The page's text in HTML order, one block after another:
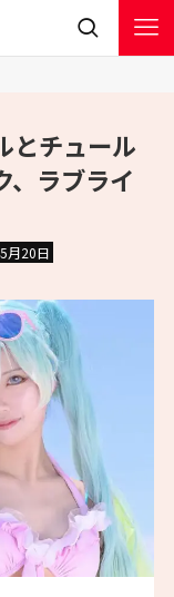
とチュール
、ラブライ
月20日